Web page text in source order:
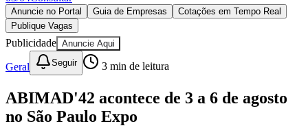
Meio Ambiente
Obras
Educação
Bairros de Barueri
Selecione sua região Para notícias da sua região
AldeiaAldeia da SerraAldeia de Barueri
Anuncie no Portal Guia de Empresas
Cotações em Tempo Real
Publique Vagas
Publicidade Anuncie Aqui
Geral Seguir 3 min de leitura
ABIMAD'42 acontece de 3 a 6 de agosto
no São Paulo Expo